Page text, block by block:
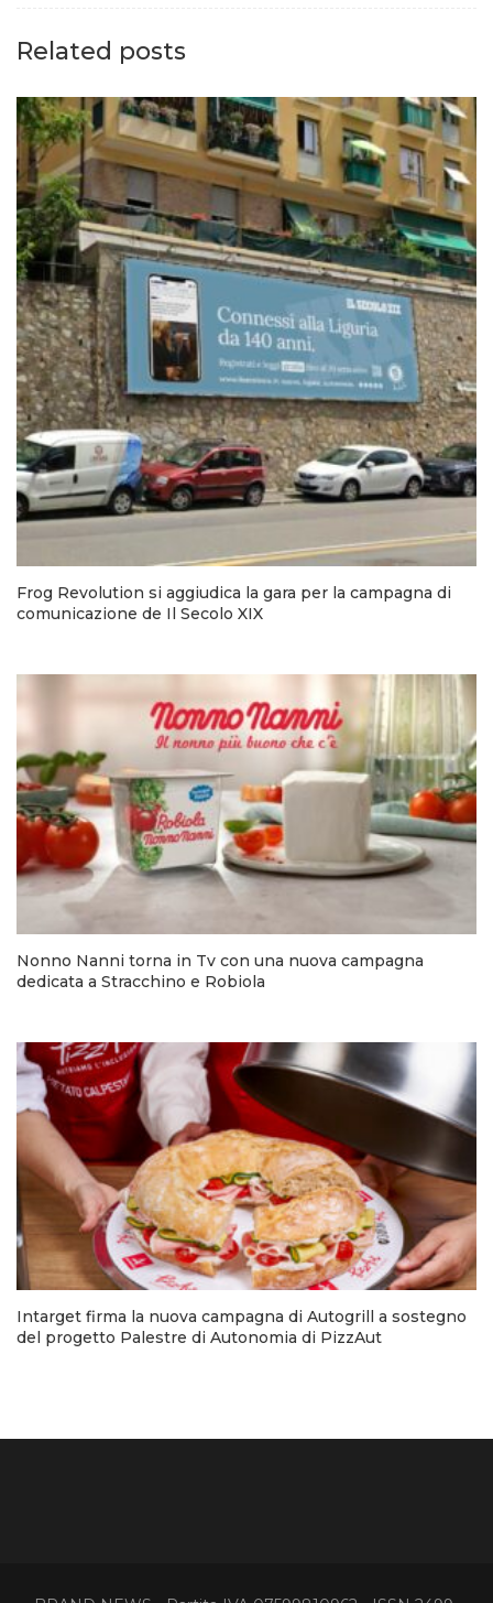
Related posts
Frog Revolution si aggiudica la gara per la campagna di
comunicazione de Il Secolo XIX
Nonno Nanni torna in Tv con una nuova campagna
dedicata a Stracchino e Robiola
Intarget firma la nuova campagna di Autogrill a sostegno
del progetto Palestre di Autonomia di PizzAut